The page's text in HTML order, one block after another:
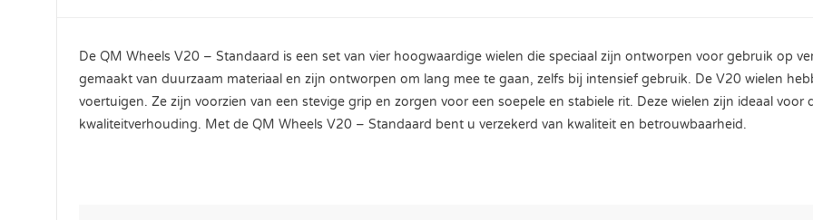
De QM Wheels V20 – Standaard is een set van vier hoogwaardige wielen die speciaal zijn ontworpen voor gebruik op
gemaakt van duurzaam materiaal en zijn ontworpen om lang mee te gaan, zelfs bij intensief gebruik. De V20 wielen
voertuigen. Ze zijn voorzien van een stevige grip en zorgen voor een soepele en stabiele rit. Deze wielen zijn ideaal
kwaliteitverhouding. Met de QM Wheels V20 – Standaard bent u verzekerd van kwaliteit en betrouwbaarheid.